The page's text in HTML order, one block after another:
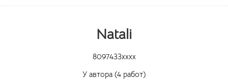
Natali
8097433xxxx
У автора (4 работ)